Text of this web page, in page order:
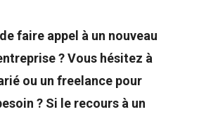
faire appel à un nouveau
? Vous hésitez à
ou un freelance pour
? Si le recours à un